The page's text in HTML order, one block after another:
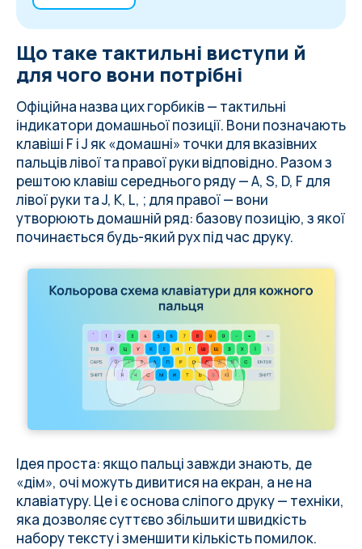
Що таке тактильні виступи й для чого
вони потрібні
Як влаштована правильна позиція рук і
чому вона прискорює друк
Звідки взялася розкладка QWERTY:
повна історія
Як виступи на F і J допомагають
навчитися швидкого друку
Що таке тактильні виступи й
для чого вони потрібні
Офіційна назва цих горбиків — тактильні
індикатори домашньої позиції. Вони позначають
клавіші F і J як «домашні» точки для вказівних
пальців лівої та правої руки відповідно. Разом з
рештою клавіш середнього ряду — A, S, D, F для
лівої руки та J, K, L, ; для правої — вони
утворюють домашній ряд: базову позицію, з якої
починається будь-який рух під час друку.
Ідея проста: якщо пальці завжди знають, де
«дім», очі можуть дивитися на екран, а не на
клавіатуру. Це і є основа сліпого друку — техніки,
яка дозволяє суттєво збільшити швидкість
набору тексту і зменшити кількість помилок.